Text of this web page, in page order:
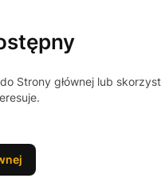
Strony głównej lub